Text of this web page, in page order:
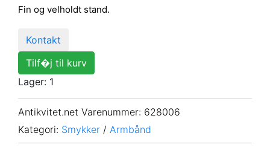
Fin og velholdt stand.
Kontakt
Tilf�j til kurv
Lager: 1
Antikvitet.net Varenummer: 628006
Kategori: Smykker / Armbånd